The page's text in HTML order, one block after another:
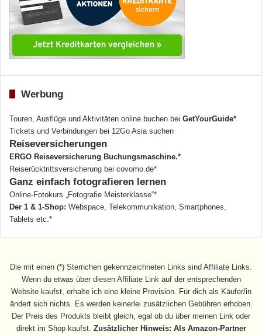
Werbung
Touren, Ausflüge und Aktivitäten online buchen bei GetYourGuide*
Tickets und Verbindungen bei 12Go Asia suchen
Reiseversicherungen
ERGO Reiseversicherung Buchungsmaschine.*
Reiserücktrittsversicherung bei covomo.de*
Ganz einfach fotografieren lernen
Online-Fotokurs „Fotografie Meisterklasse“*
Der 1 & 1-Shop: Webspace, Telekommunikation, Smartphones,
Tablets etc.*
Die mit einen (*) Sternchen gekennzeichneten Links sind Affiliate Links.
Wenn du etwas über diesen Affiliate Link auf der entsprechenden
Website kaufst, erhalte ich eine kleine Provision. Für dich als Käufer/in
ändert sich nichts. Es werden keinerlei zusätzlichen Gebühren erhoben.
Der Preis des Produkts bleibt gleich, egal ob du über meinen Link oder
direkt im Shop kaufst. Zusätzlicher Hinweis: Als Amazon-Partner